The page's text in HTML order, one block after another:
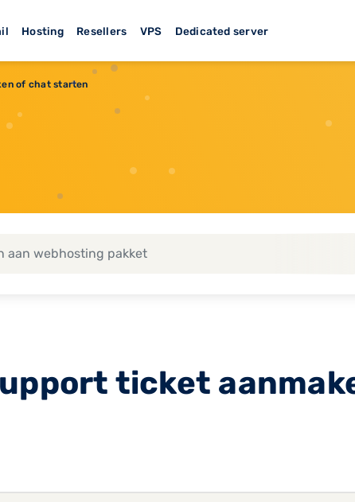
Hosting Resellers VPS Dedicated server
of chat starten
ticket